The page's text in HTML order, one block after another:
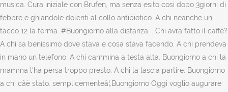
musica. Cura iniziale con Brufen, ma senza esito cosi dopo 3giorni di
febbre e ghiandole dolenti al collo antibiotico. A chi neanche un
tacco 12 la ferma. #Buongiorno alla distanza. . Chi avrà fatto il caffè?
A chi sa benissimo dove stava e cosa stava facendo. A chi prendeva
in mano un telefono. A chi cammina a testa alta. Buongiorno a chi la
mamma l'ha persa troppo presto. A chi la lascia partire. Buongiorno
a chi câè stato. semplicementeâ¦.Buongiorno Oggi voglio augurare